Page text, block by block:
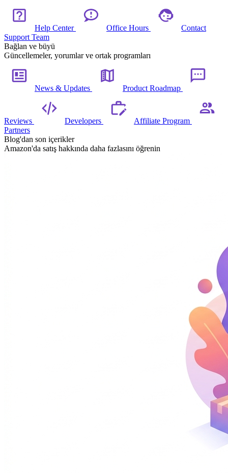
Help Center Office Hours
Contact
Support Team
Bağlan ve büyü
Güncellemeler, yorumlar ve ortak programları
News & Updates Product Roadmap
Reviews Developers
Affiliate Program
Partners
Blog'dan son içerikler
Amazon'da satış hakkında daha fazlasını öğrenin